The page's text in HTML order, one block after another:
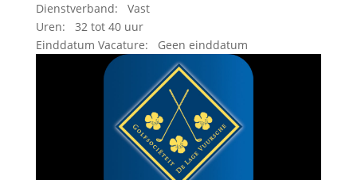
Dienstverband: Vast
Uren: 32 tot 40 uur
Einddatum Vacature: Geen einddatum